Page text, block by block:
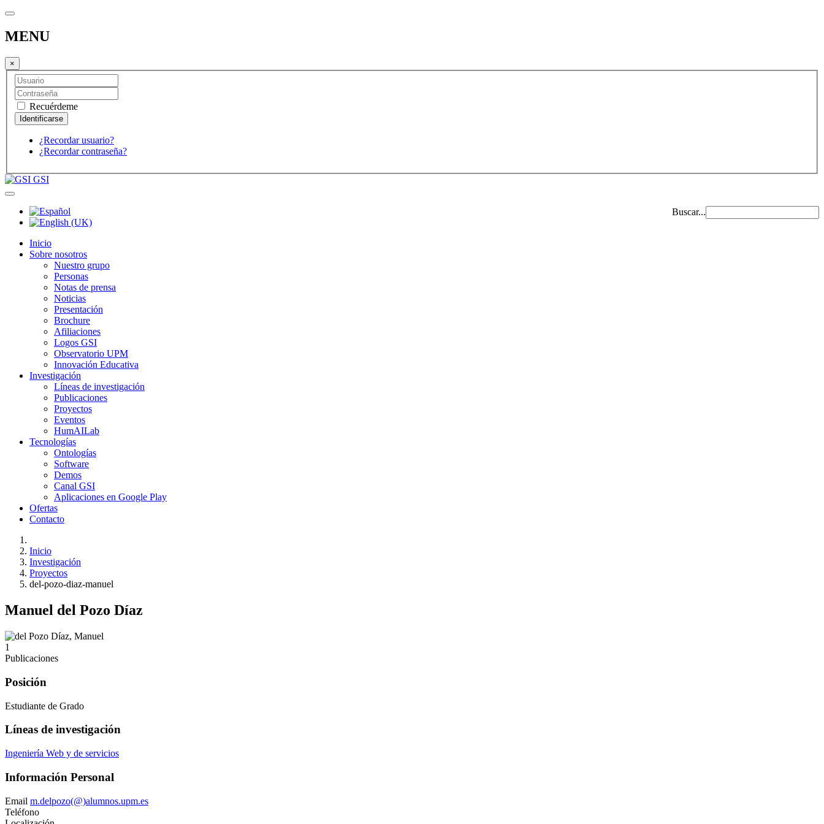
MENU
×
Recuérdeme
¿Recordar usuario?
¿Recordar contraseña?
GSI
Buscar...
Inicio
Sobre nosotros
Nuestro grupo
Personas
Notas de prensa
Noticias
Presentación
Brochure
Afiliaciones
Logos GSI
Observatorio UPM
Innovación Educativa
Investigación
Líneas de investigación
Publicaciones
Proyectos
Eventos
HumAILab
Tecnologías
Ontologías
Software
Demos
Canal GSI
Aplicaciones en Google Play
Ofertas
Contacto
Inicio
Investigación
Proyectos
del-pozo-diaz-manuel
Manuel del Pozo Díaz
1
Publicaciones
Posición
Estudiante de Grado
Líneas de investigación
Ingeniería Web y de servicios
Información Personal
Email m.delpozo(@)alumnos.upm.es
Teléfono